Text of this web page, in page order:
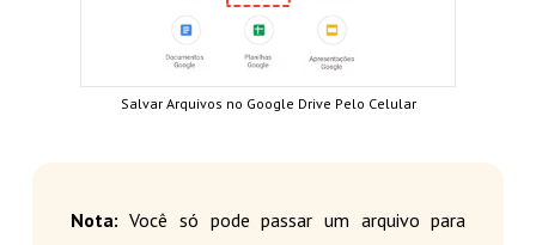
Salvar Arquivos no Google Drive Pelo Celular
Nota: Você só pode passar um arquivo para